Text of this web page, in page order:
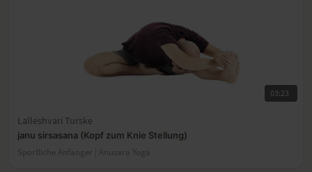
03:23
Lalleshvari Turske
janu sirsasana (Kopf zum Knie Stellung)
Sportliche Anfänger | Anusara Yoga